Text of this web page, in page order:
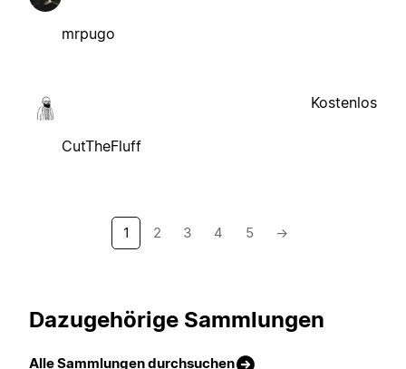
mrpugo
CutTheFluff
Kostenlos
1 2 3 4 5 →
Dazugehörige Sammlungen
Alle Sammlungen durchsuchen